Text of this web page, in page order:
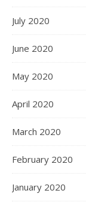
July 2020
June 2020
May 2020
April 2020
March 2020
February 2020
January 2020